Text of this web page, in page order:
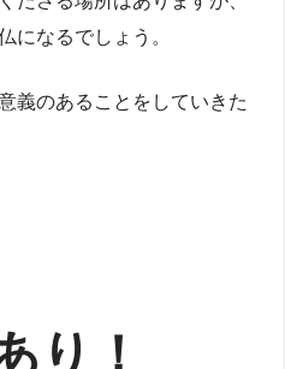
仏になるでしょう。
義のあることをしていきた
り！